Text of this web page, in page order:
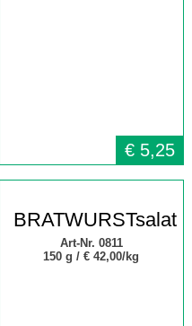
€ 5,25
BRATWURSTsalat
Art-Nr. 0811
150 g /€ 42,00/kg